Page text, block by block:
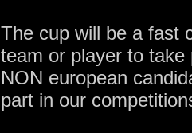
The cup will be a fast
team or player to
NON european
part in our